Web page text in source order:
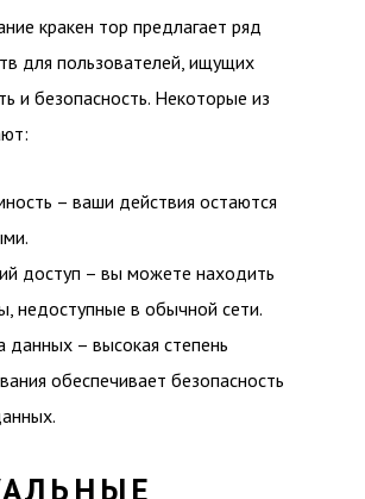
кракен тор предлагает ряд
для пользователей, ищущих
и безопасность. Некоторые из
– ваши действия остаются
доступ – вы можете находить
недоступные в обычной сети.
данных – высокая степень
обеспечивает безопасность